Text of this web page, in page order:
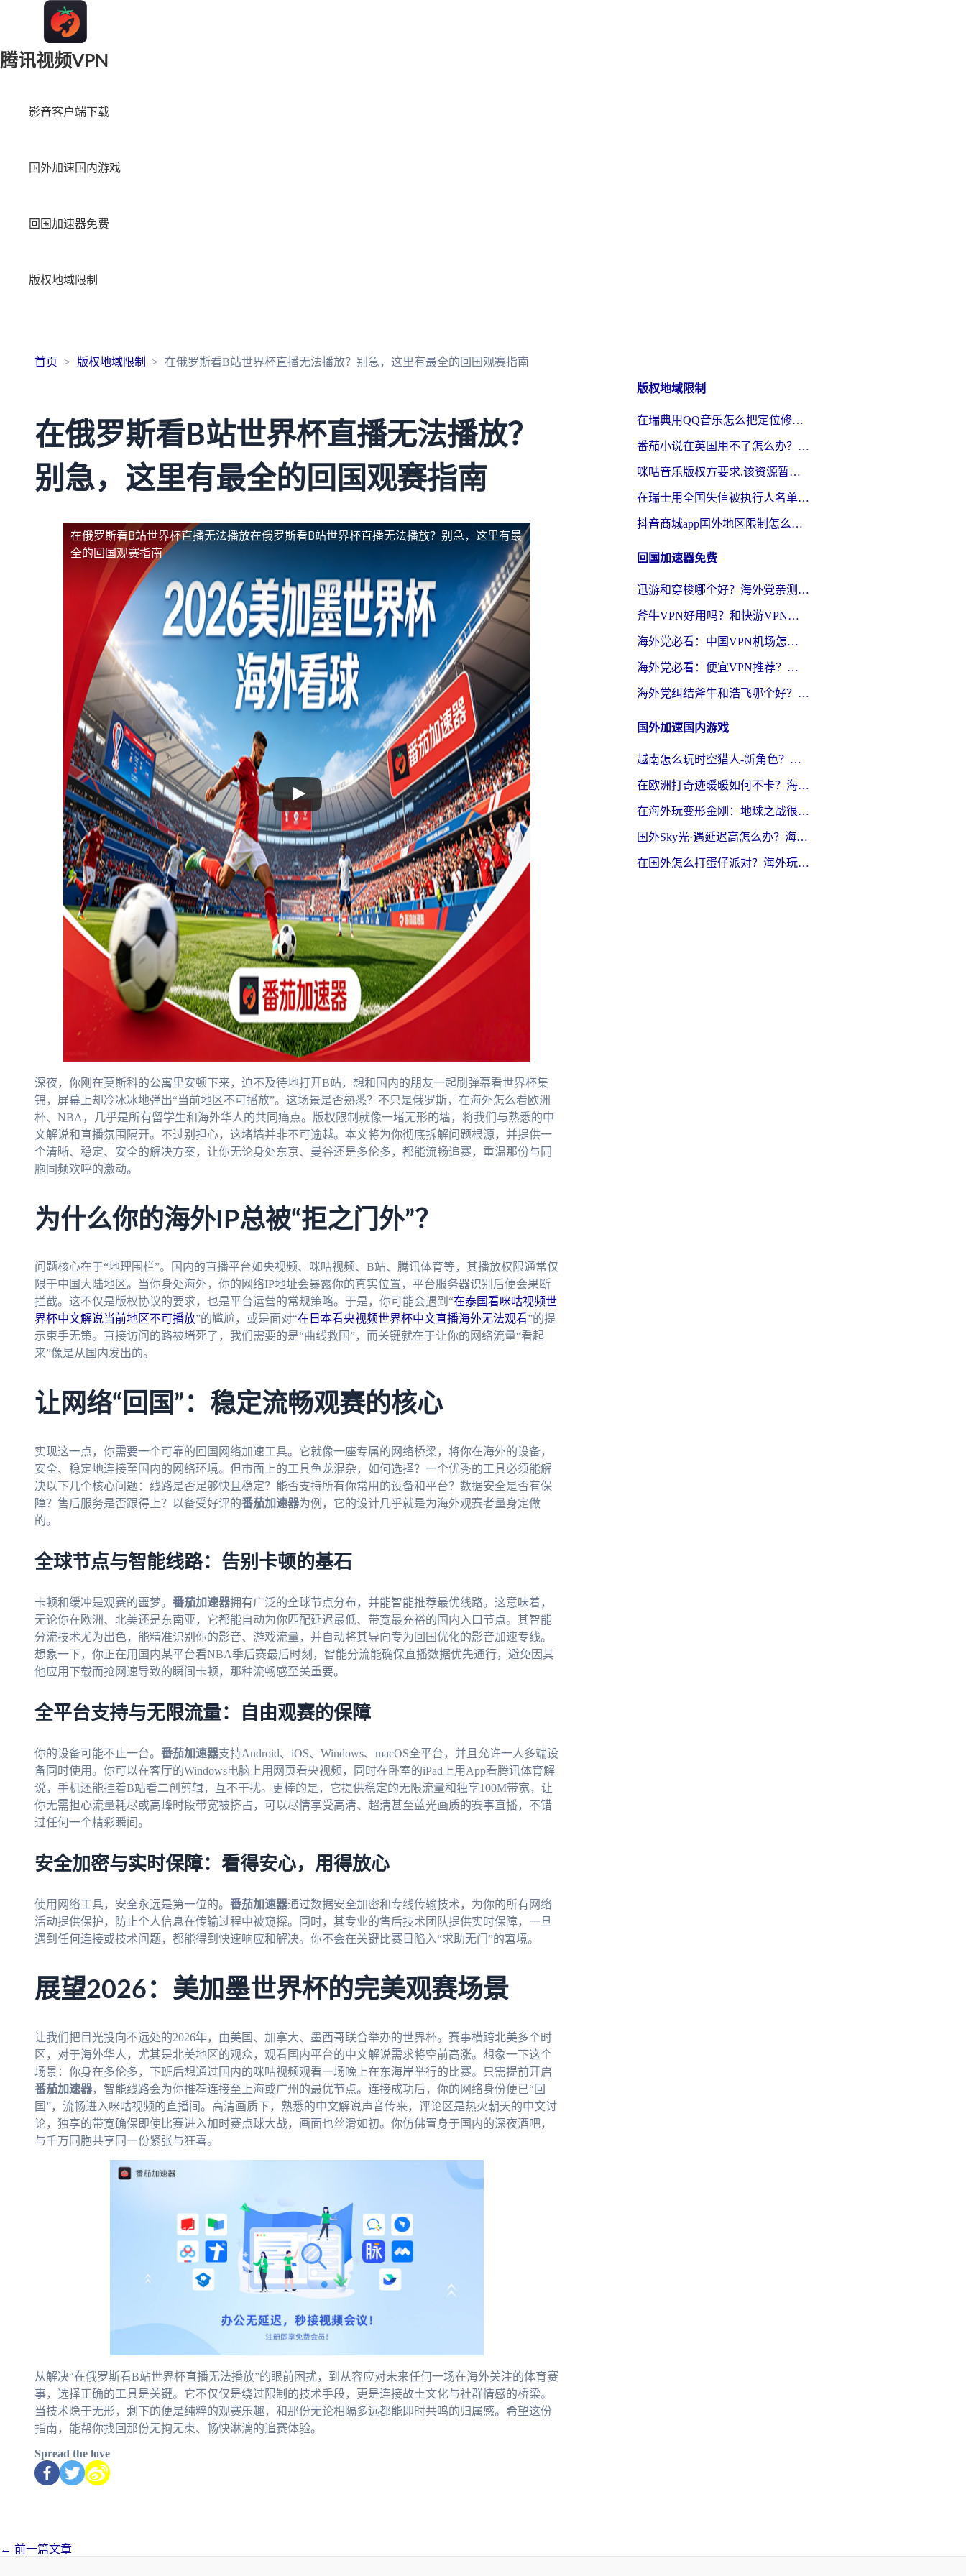
腾讯视频VPN
影音客户端下载
国外加速国内游戏
回国加速器免费
版权地域限制
首页 版权地域限制 在俄罗斯看B站世界杯直播无法播放？别急，这里有最全的回国观赛指南
在俄罗斯看B站世界杯直播无法播放？
别急，这里有最全的回国观赛指南
在俄罗斯看B站世界杯直播无法播放在俄罗斯看B站世界杯直播无法播放？别急，这里有最
全的回国观赛指南
深夜，你刚在莫斯科的公寓里安顿下来，迫不及待地打开B站，想和国内的朋友一起刷弹幕看世界杯集
锦，屏幕上却冷冰冰地弹出“当前地区不可播放”。这场景是否熟悉？不只是俄罗斯，在海外怎么看欧洲
杯、NBA，几乎是所有留学生和海外华人的共同痛点。版权限制就像一堵无形的墙，将我们与熟悉的中
文解说和直播氛围隔开。不过别担心，这堵墙并非不可逾越。本文将为你彻底拆解问题根源，并提供一
个清晰、稳定、安全的解决方案，让你无论身处东京、曼谷还是多伦多，都能流畅追赛，重温那份与同
胞同频欢呼的激动。
为什么你的海外IP总被“拒之门外”？
问题核心在于“地理围栏”。国内的直播平台如央视频、咪咕视频、B站、腾讯体育等，其播放权限通常仅
限于中国大陆地区。当你身处海外，你的网络IP地址会暴露你的真实位置，平台服务器识别后便会果断
拦截。这不仅是版权协议的要求，也是平台运营的常规策略。于是，你可能会遇到“在泰国看咪咕视频世
界杯中文解说当前地区不可播放”的尴尬，或是面对“在日本看央视频世界杯中文直播海外无法观看”的提
示束手无策。直接访问的路被堵死了，我们需要的是“曲线救国”，而关键就在于让你的网络流量“看起
来”像是从国内发出的。
让网络“回国”：稳定流畅观赛的核心
实现这一点，你需要一个可靠的回国网络加速工具。它就像一座专属的网络桥梁，将你在海外的设备，
安全、稳定地连接至国内的网络环境。但市面上的工具鱼龙混杂，如何选择？一个优秀的工具必须能解
决以下几个核心问题：线路是否足够快且稳定？能否支持所有你常用的设备和平台？数据安全是否有保
障？售后服务是否跟得上？以备受好评的番茄加速器为例，它的设计几乎就是为海外观赛者量身定做
的。
全球节点与智能线路：告别卡顿的基石
卡顿和缓冲是观赛的噩梦。 番茄加速器拥有广泛的全球节点分布，并能智能推荐最优线路。这意味着，
无论你在欧洲、北美还是东南亚，它都能自动为你匹配延迟最低、带宽最充裕的国内入口节点。其智能
分流技术尤为出色，能精准识别你的影音、游戏流量，并自动将其导向专为回国优化的影音加速专线。
想象一下，你正在用国内某平台看NBA季后赛最后时刻，智能分流能确保直播数据优先通行，避免因其
他应用下载而抢网速导致的瞬间卡顿，那种流畅感至关重要。
全平台支持与无限流量：自由观赛的保障
你的设备可能不止一台。 番茄加速器支持Android、iOS、Windows、macOS全平台，并且允许一人多端设
备同时使用。你可以在客厅的Windows电脑上用网页看央视频，同时在卧室的iPad上用App看腾讯体育解
说，手机还能挂着B站看二创剪辑，互不干扰。更棒的是，它提供稳定的无限流量和独享100M带宽，让
你无需担心流量耗尽或高峰时段带宽被挤占，可以尽情享受高清、超清甚至蓝光画质的赛事直播，不错
过任何一个精彩瞬间。
安全加密与实时保障：看得安心，用得放心
使用网络工具，安全永远是第一位的。 番茄加速器通过数据安全加密和专线传输技术，为你的所有网络
活动提供保护，防止个人信息在传输过程中被窥探。同时，其专业的售后技术团队提供实时保障，一旦
遇到任何连接或技术问题，都能得到快速响应和解决。你不会在关键比赛日陷入“求助无门”的窘境。
展望2026：美加墨世界杯的完美观赛场景
让我们把目光投向不远处的2026年，由美国、加拿大、墨西哥联合举办的世界杯。赛事横跨北美多个时
区，对于海外华人，尤其是北美地区的观众，观看国内平台的中文解说需求将空前高涨。想象一下这个
场景：你身在多伦多，下班后想通过国内的咪咕视频观看一场晚上在东海岸举行的比赛。只需提前开启
番茄加速器，智能线路会为你推荐连接至上海或广州的最优节点。连接成功后，你的网络身份便已“回
国”，流畅进入咪咕视频的直播间。高清画质下，熟悉的中文解说声音传来，评论区是热火朝天的中文讨
论，独享的带宽确保即使比赛进入加时赛点球大战，画面也丝滑如初。你仿佛置身于国内的深夜酒吧，
与千万同胞共享同一份紧张与狂喜。
从解决“在俄罗斯看B站世界杯直播无法播放”的眼前困扰，到从容应对未来任何一场在海外关注的体育赛
事，选择正确的工具是关键。它不仅仅是绕过限制的技术手段，更是连接故土文化与社群情感的桥梁。
当技术隐于无形，剩下的便是纯粹的观赛乐趣，和那份无论相隔多远都能即时共鸣的归属感。希望这份
指南，能帮你找回那份无拘无束、畅快淋漓的追赛体验。
Spread the love
← 前一篇文章
版权地域限制
在瑞典用QQ音乐怎么把定位修改到中国国内？留学生亲测有效的回国加速方案
番茄小说在英国用不了怎么办？海外党亲测有效的回国加速解决方案
咪咕音乐版权方要求,该资源暂时无法使用？海外党这样解决听歌听书+看剧炒股难题
在瑞士用全国失信被执行人名单信息公布与查询地区限制怎么办？还能看欧洲杯直播和咪咕视频吗？
抖音商城app国外地区限制怎么办？海外党解锁国内内容的实用指南
回国加速器免费
迅游和穿梭哪个好？海外党亲测3款回国加速器+手游加速对比，附避坑指南
斧牛VPN好用吗？和快游VPN对比哪个回国效果更好？马来西亚留学生亲测分享
海外党必看：中国VPN机场怎么选？3步教你无缝访问国内资源（附避坑指南）
海外党必看：便宜VPN推荐？选对回国加速器才能无缝刷国内剧玩国服
海外党纠结斧牛和浩飞哪个好？一篇搞定回国加速器选择+无缝访问国内资源指南
国外加速国内游戏
越南怎么玩时空猎人-新角色？海外党亲测有效的国服游戏加速指南
在欧洲打奇迹暖暖如何不卡？海外党玩国服游戏的终极加速攻略
在海外玩变形金刚：地球之战很卡怎么办？老玩家亲测的加速器指南，解决卡顿烦恼
国外Sky光·遇延迟高怎么办？海外玩家国服游戏加速终极指南（附实测技巧）
在国外怎么打蛋仔派对？海外玩家国服游戏加速避坑指南（附实测推荐）